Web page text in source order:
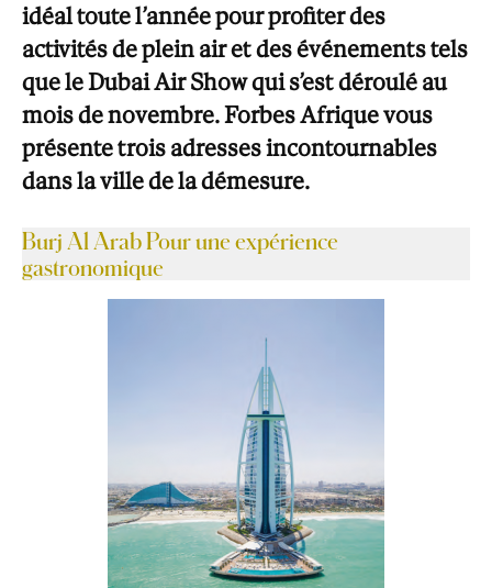
idéal toute l’année pour profiter des
activités de plein air et des événements tels
que le Dubai Air Show qui s’est déroulé au
mois de novembre. Forbes Afrique vous
présente trois adresses incontournables
dans la ville de la démesure.
Burj Al Arab Pour une expérience
gastronomique